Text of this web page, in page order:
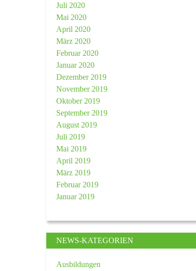
Juli 2020
Mai 2020
April 2020
März 2020
Februar 2020
Januar 2020
Dezember 2019
November 2019
Oktober 2019
September 2019
August 2019
Juli 2019
Mai 2019
April 2019
März 2019
Februar 2019
Januar 2019
NEWS-KATEGORIEN
Ausbildungen